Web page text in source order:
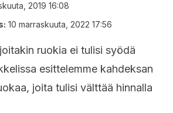
2019 16:08
10 marraskuuta, 2022 17:56
ruokia ei tulisi syödä
esittelemme kahdeksan
joita tulisi välttää hinnalla